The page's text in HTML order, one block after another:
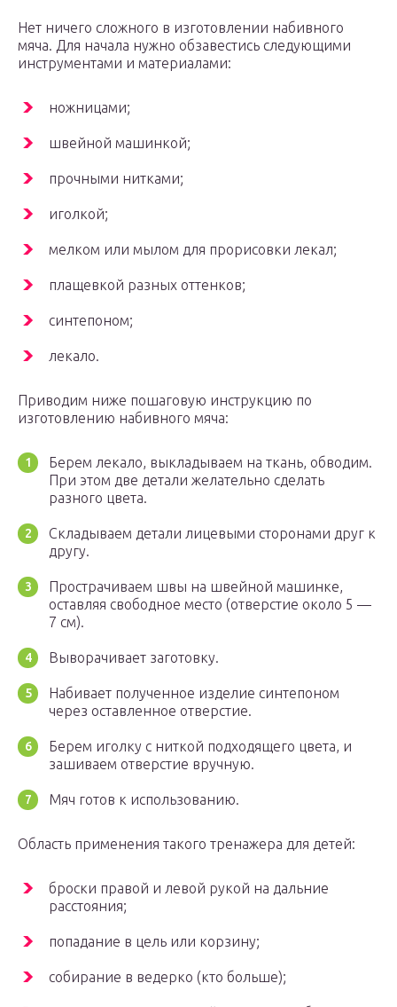
Нет ничего сложного в изготовлении набивного
мяча. Для начала нужно обзавестись следующими
инструментами и материалами:
ножницами;
швейной машинкой;
прочными нитками;
иголкой;
мелком или мылом для прорисовки лекал;
плащевкой разных оттенков;
синтепоном;
лекало.
Приводим ниже пошаговую инструкцию по
изготовлению набивного мяча:
Берем лекало, выкладываем на ткань, обводим.
При этом две детали желательно сделать
разного цвета.
Складываем детали лицевыми сторонами друг к
другу.
Прострачиваем швы на швейной машинке,
оставляя свободное место (отверстие около 5 —
7 см).
Выворачивает заготовку.
Набивает полученное изделие синтепоном
через оставленное отверстие.
Берем иголку с ниткой подходящего цвета, и
зашиваем отверстие вручную.
Мяч готов к использованию.
Область применения такого тренажера для детей:
броски правой и левой рукой на дальние
расстояния;
попадание в цель или корзину;
собирание в ведерко (кто больше);